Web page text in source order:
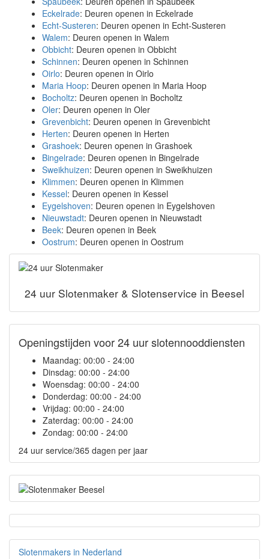
Eckelrade: Deuren openen in Eckelrade
Echt-Susteren: Deuren openen in Echt-Susteren
Walem: Deuren openen in Walem
Obbicht: Deuren openen in Obbicht
Schinnen: Deuren openen in Schinnen
Oirlo: Deuren openen in Oirlo
Maria Hoop: Deuren openen in Maria Hoop
Bocholtz: Deuren openen in Bocholtz
Oler: Deuren openen in Oler
Grevenbicht: Deuren openen in Grevenbicht
Herten: Deuren openen in Herten
Grashoek: Deuren openen in Grashoek
Bingelrade: Deuren openen in Bingelrade
Sweikhuizen: Deuren openen in Sweikhuizen
Klimmen: Deuren openen in Klimmen
Kessel: Deuren openen in Kessel
Eygelshoven: Deuren openen in Eygelshoven
Nieuwstadt: Deuren openen in Nieuwstadt
Beek: Deuren openen in Beek
Oostrum: Deuren openen in Oostrum
24 uur Slotenmaker & Slotenservice in Beesel
Openingstijden voor 24 uur slotennooddiensten
Maandag: 00:00 - 24:00
Dinsdag: 00:00 - 24:00
Woensdag: 00:00 - 24:00
Donderdag: 00:00 - 24:00
Vrijdag: 00:00 - 24:00
Zaterdag: 00:00 - 24:00
Zondag: 00:00 - 24:00
24 uur service/365 dagen per jaar
Slotenmakers in Nederland